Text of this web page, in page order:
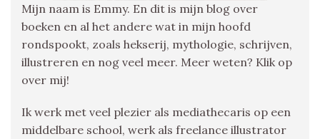
Mijn naam is Emmy. En dit is mijn blog over
boeken en al het andere wat in mijn hoofd
rondspookt, zoals hekserij, mythologie, schrijven,
illustreren en nog veel meer. Meer weten? Klik op
over mij!
Ik werk met veel plezier als mediathecaris op een
middelbare school, werk als freelance illustrator